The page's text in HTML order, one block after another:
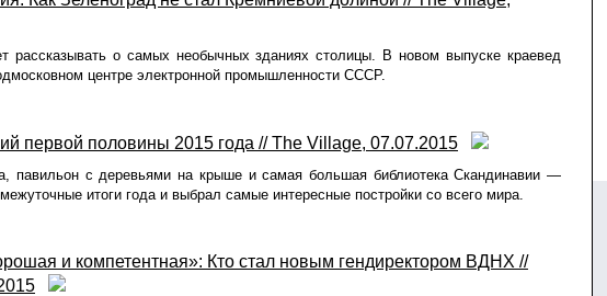
рассказывать о самых необычных зданиях столицы. В новом выпуске краевед
центре электронной промышленности СССР.
первой половины 2015 года // The Village, 07.07.2015
павильон с деревьями на крыше и самая большая библиотека Скандинавии —
итоги года и выбрал самые интересные постройки со всего мира.
и компетентная»: Кто стал новым гендиректором ВДНХ //